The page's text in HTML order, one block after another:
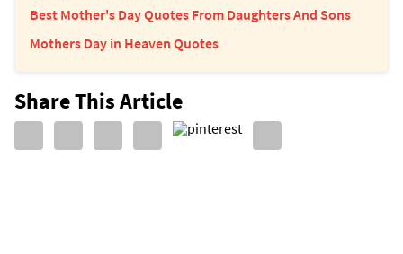
Best Mother's Day Quotes From Daughters And Sons
Mothers Day in Heaven Quotes
Share This Article